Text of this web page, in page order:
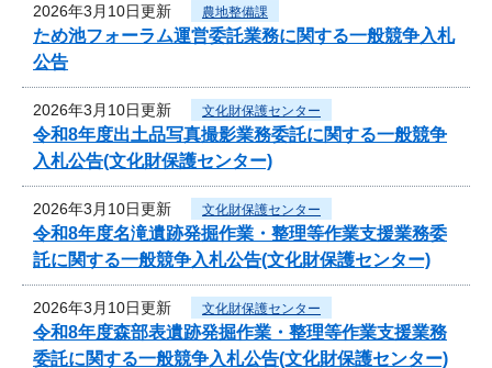
2026年3月10日更新 農地整備課
ため池フォーラム運営委託業務に関する一般競争入札
公告
2026年3月10日更新 文化財保護センター
令和8年度出土品写真撮影業務委託に関する一般競争
入札公告(文化財保護センター)
2026年3月10日更新 文化財保護センター
令和8年度名滝遺跡発掘作業・整理等作業支援業務委
託に関する一般競争入札公告(文化財保護センター)
2026年3月10日更新 文化財保護センター
令和8年度森部表遺跡発掘作業・整理等作業支援業務
委託に関する一般競争入札公告(文化財保護センター)